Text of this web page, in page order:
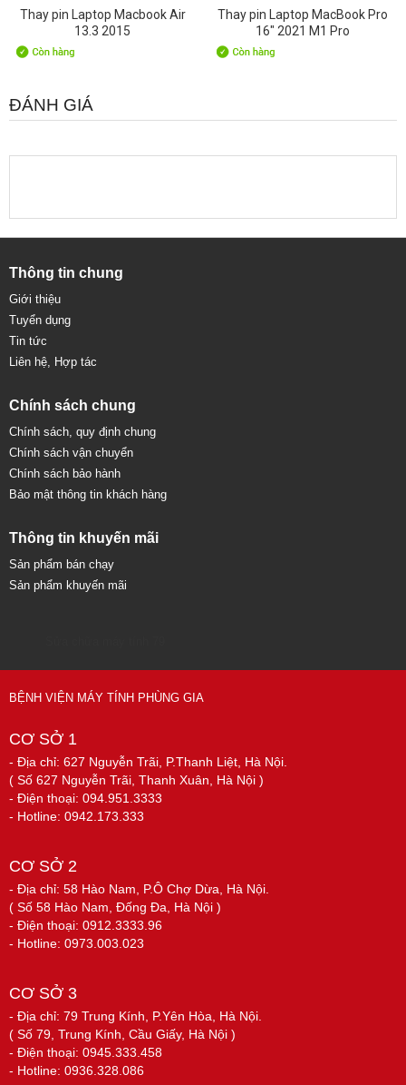
Thay pin Laptop Macbook Air
13.3 2015
Thay pin Laptop MacBook Pro
16" 2021 M1 Pro
ĐÁNH GIÁ
Thông tin chung
Giới thiệu
Tuyển dụng
Tin tức
Liên hệ, Hợp tác
Chính sách chung
Chính sách, quy định chung
Chính sách vận chuyển
Chính sách bảo hành
Bảo mật thông tin khách hàng
Thông tin khuyến mãi
Sản phẩm bán chạy
Sản phẩm khuyến mãi
BỆNH VIỆN MÁY TÍNH PHÙNG GIA
CƠ SỞ 1
- Địa chỉ: 627 Nguyễn Trãi, P.Thanh Liệt, Hà Nội.
( Số 627 Nguyễn Trãi, Thanh Xuân, Hà Nội )
- Điện thoại: 094.951.3333
- Hotline: 0942.173.333
CƠ SỞ 2
- Địa chỉ: 58 Hào Nam, P.Ô Chợ Dừa, Hà Nội.
( Số 58 Hào Nam, Đống Đa, Hà Nội )
- Điện thoại: 0912.3333.96
- Hotline: 0973.003.023
CƠ SỞ 3
- Địa chỉ: 79 Trung Kính, P.Yên Hòa, Hà Nội.
( Số 79, Trung Kính, Cầu Giấy, Hà Nội )
- Điện thoại: 0945.333.458
- Hotline: 0936.328.086